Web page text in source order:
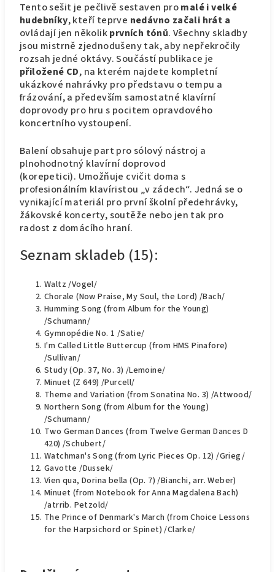
Tento sešit je pečlivě sestaven promalé i velké
hudebníky, kteří teprve nedávno začali hrát a
ovládají jen několikprvních tónů. Všechny skladby
jsou mistrně zjednodušeny tak, aby nepřekročily
rozsah jedné oktávy. Součástí publikace je
přiložené CD, na kterém najdete kompletní
ukázkové nahrávky pro představu o tempu a
frázování, a především samostatné klavírní
doprovody pro hru s pocitem opravdového
koncertního vystoupení.
Balení obsahuje part pro sólový nástroj a
plnohodnotný klavírní doprovod
(korepetici). Umožňuje cvičit doma s
profesionálním klavíristou „v zádech“. Jedná se o
vynikající materiál pro první školní předehrávky,
žákovské koncerty, soutěže nebo jen tak pro
radost z domácího hraní.
Seznam skladeb (15):
Waltz /Vogel/
Chorale (Now Praise, My Soul, the Lord) /Bach/
Humming Song (from Album for the Young)
/Schumann/
Gymnopédie No. 1 /Satie/
I'm Called Little Buttercup (from HMS Pinafore)
/Sullivan/
Study (Op. 37, No. 3) /Lemoine/
Minuet (Z 649) /Purcell/
Theme and Variation (from Sonatina No. 3) /Attwood/
Northern Song (from Album for the Young)
/Schumann/
Two German Dances (from Twelve German Dances D
420) /Schubert/
Watchman's Song (from Lyric Pieces Op. 12) /Grieg/
Gavotte /Dussek/
Vien qua, Dorina bella (Op. 7) /Bianchi, arr. Weber)
Minuet (from Notebook for Anna Magdalena Bach)
/atrrib. Petzold/
The Prince of Denmark's March (from Choice Lessons
for the Harpsichord or Spinet) /Clarke/